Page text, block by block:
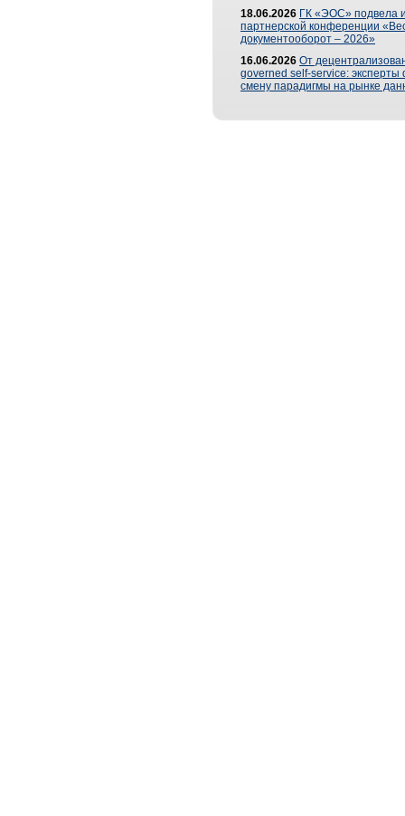
18.06.2026 ГК «ЭОС» подвела
партнерской конференции
документооборот – 2026»
16.06.2026 От
governed self-service: эксперты
смену парадигмы на рынке